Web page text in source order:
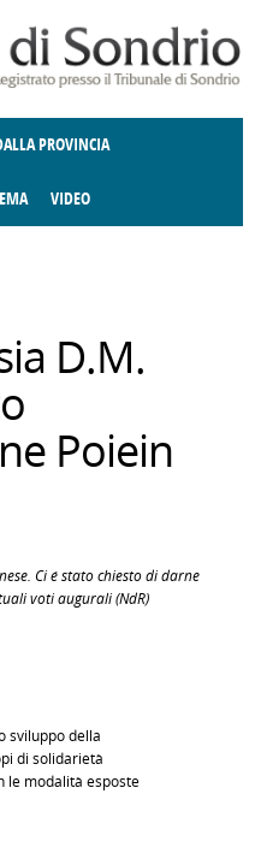
PROVINCIA
VIDEO
D.M.
Poiein
Ci é stato chiesto di darne
voti augurali (NdR)
sviluppo della
di solidarietà
le modalità esposte